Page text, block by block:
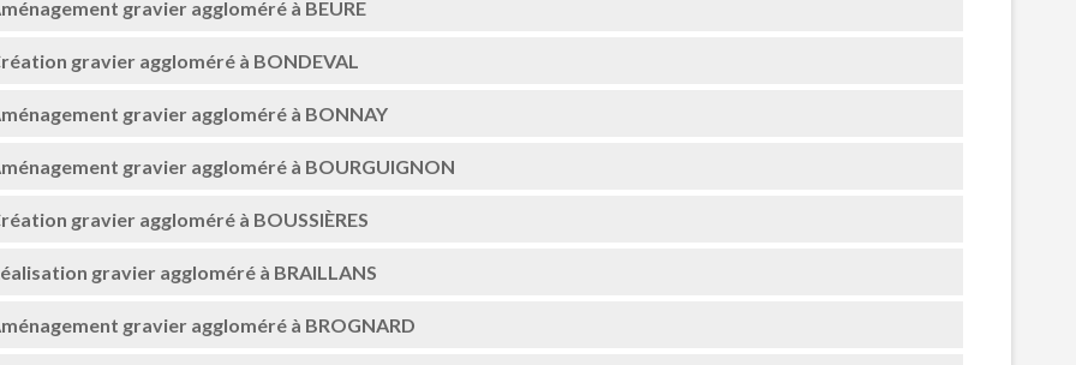
gravier aggloméré à BEURE
gravier aggloméré à BONDEVAL
gravier aggloméré à BONNAY
gravier aggloméré à BOURGUIGNON
gravier aggloméré à BOUSSIÈRES
gravier aggloméré à BRAILLANS
gravier aggloméré à BROGNARD